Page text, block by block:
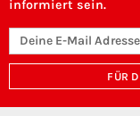
informiert sein.
FÜR